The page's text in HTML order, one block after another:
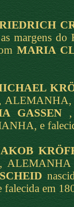
margens
MARIA
ALEMANHA,
GASSEN,
e
em